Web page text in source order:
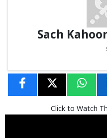
Sach
Click to Watch